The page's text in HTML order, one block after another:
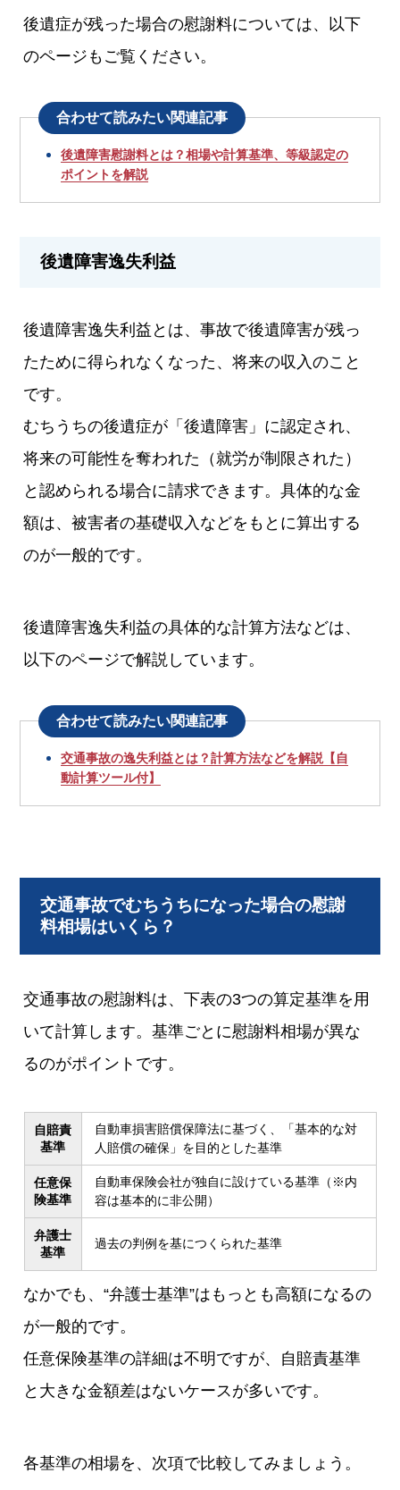
後遺症が残った場合の慰謝料については、以下
のページもご覧ください。
合わせて読みたい関連記事
後遺障害慰謝料とは？相場や計算基準、等級認定の
ポイントを解説
後遺障害逸失利益
後遺障害逸失利益とは、事故で後遺障害が残っ
たために得られなくなった、将来の収入のこと
です。
むちうちの後遺症が「後遺障害」に認定され、
将来の可能性を奪われた（就労が制限された）
と認められる場合に請求できます。具体的な金
額は、被害者の基礎収入などをもとに算出する
のが一般的です。
後遺障害逸失利益の具体的な計算方法などは、
以下のページで解説しています。
合わせて読みたい関連記事
交通事故の逸失利益とは？計算方法などを解説【自
動計算ツール付】
交通事故でむちうちになった場合の慰謝
料相場はいくら？
交通事故の慰謝料は、下表の3つの算定基準を用
いて計算します。基準ごとに慰謝料相場が異な
るのがポイントです。
自賠責
基準
自動車損害賠償保障法に基づく、「基本的な対
人賠償の確保」を目的とした基準
任意保
険基準
自動車保険会社が独自に設けている基準（※内
容は基本的に非公開）
弁護士
基準
過去の判例を基につくられた基準
なかでも、“弁護士基準”はもっとも高額になるの
が一般的です。
任意保険基準の詳細は不明ですが、自賠責基準
と大きな金額差はないケースが多いです。
各基準の相場を、次項で比較してみましょう。